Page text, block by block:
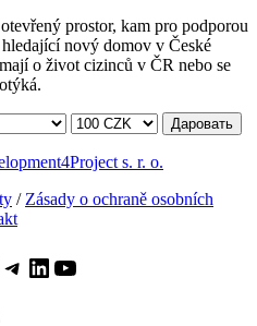
prostor, kam pro podporou
nový domov v České
o život cizinců v ČR nebo se
Даровать
s. r. o.
/ Zásady o ochraně osobních
Telegram
LinkedIn
YouTube